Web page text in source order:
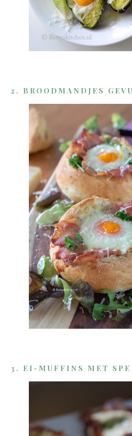
2. BROODMANDJES
3. EI-MUFFINS MET